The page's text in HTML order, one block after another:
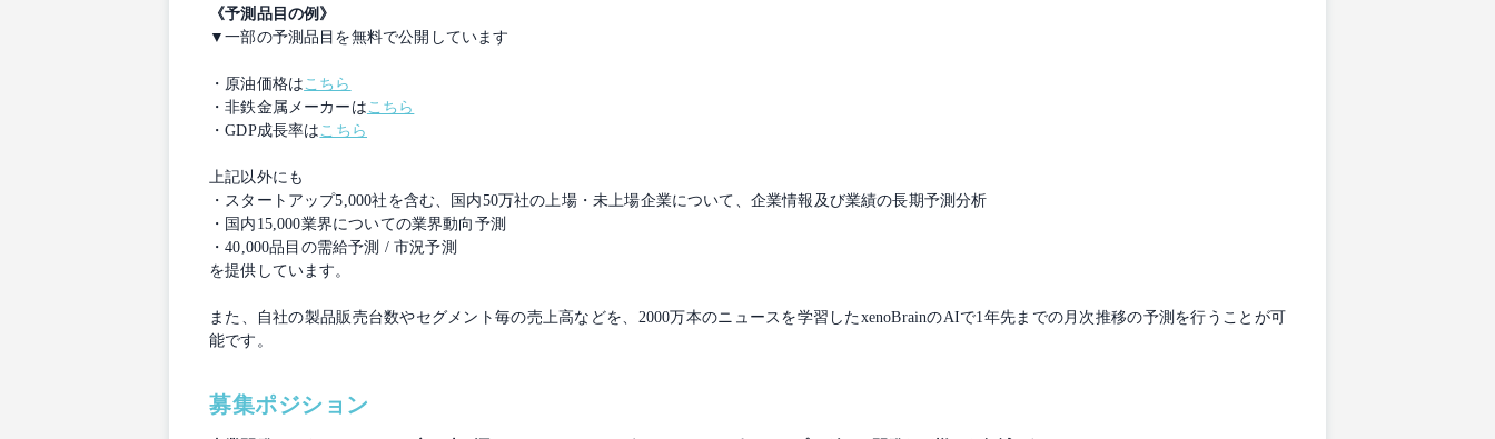
《予測品目の例》
▼一部の予測品目を無料で公開しています
・原油価格は こちら
・非鉄金属メーカーは こちら
・GDP成長率は こちら
上記以外にも
・スタートアップ5,000社を含む、国内50万社の上場・未上場企業について、企業情報及び業績の長期予測分析
・国内15,000業界についての業界動向予測
・40,000品目の需給予測 / 市況予測
を提供しています。
また、自社の製品販売台数やセグメント毎の売上高などを、2000万本のニュースを学習したxenoBrainのAIで1年先までの月次推移の予測を行うことが可
能です。
募集ポジション